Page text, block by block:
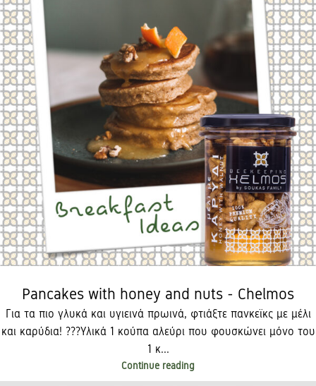
Pancakes with honey and nuts - Chelmos
Για τα πιο γλυκά και υγιεινά πρωινά, φτιάξτε πανκεϊκς με μέλι
και καρύδια! ??​ ?Υλικά ​ 1 κούπα αλεύρι που φουσκώνει μόνο του​
1 κ...
Continue reading